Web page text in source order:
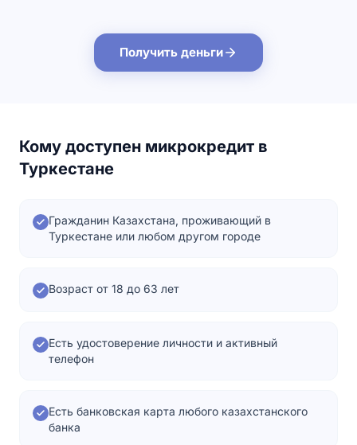
Получить деньги
Кому доступен микрокредит в
Туркестане
Гражданин Казахстана, проживающий в
Туркестане или любом другом городе
Возраст от 18 до 63 лет
Есть удостоверение личности и активный
телефон
Есть банковская карта любого казахстанского
банка